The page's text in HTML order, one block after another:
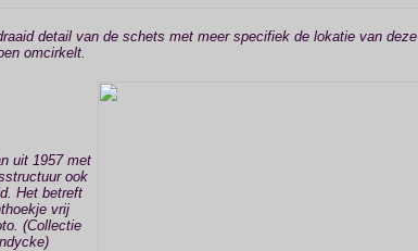
detail van de schets met meer specifiek de lokatie van deze
omcirkelt.
uit 1957 met
ook
Het betreft
vrij
(Collectie